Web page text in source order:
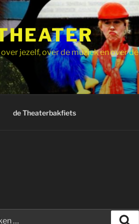
jezelf, over de muziek en over de
de Theaterbakfiets